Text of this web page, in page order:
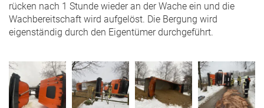
rücken nach 1 Stunde wieder an der Wache ein und die
Wachbereitschaft wird aufgelöst. Die Bergung wird
eigenständig durch den Eigentümer durchgeführt.